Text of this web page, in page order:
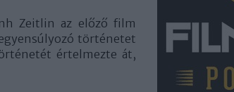
Zeitlin az előző film
történetet
értelmezte át,